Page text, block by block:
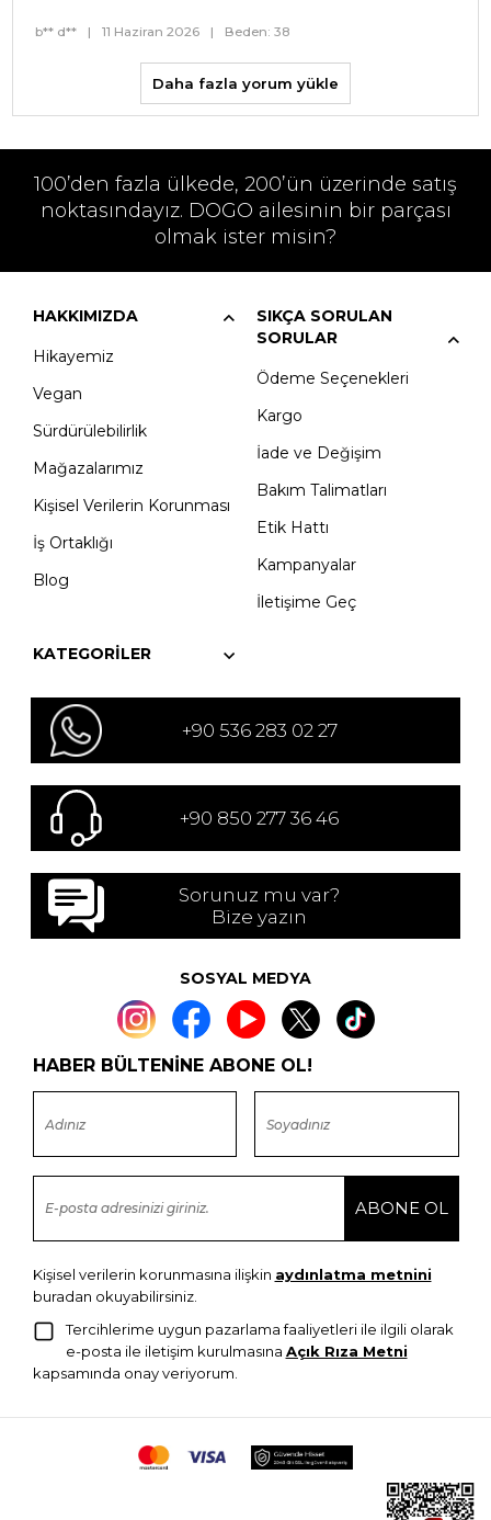
b** d** | 11 Haziran 2026 | Beden: 38
Daha fazla yorum yükle
100’den fazla ülkede, 200’ün üzerinde satış
noktasındayız. DOGO ailesinin bir parçası
olmak ister misin?
HAKKIMIZDA
Hikayemiz
Vegan
Sürdürülebilirlik
Mağazalarımız
Kişisel Verilerin Korunması
İş Ortaklığı
Blog
SIKÇA SORULAN
SORULAR
Ödeme Seçenekleri
Kargo
İade ve Değişim
Bakım Talimatları
Etik Hattı
Kampanyalar
İletişime Geç
KATEGORILER
+90 536 283 02 27
+90 850 277 36 46
Sorunuz mu var?
Bize yazın
SOSYAL MEDYA
HABER BÜLTENİNE ABONE OL!
Kişisel verilerin korunmasına ilişkin aydınlatma metnini
buradan okuyabilirsiniz.
Tercihlerime uygun pazarlama faaliyetleri ile ilgili olarak
e-posta ile iletişim kurulmasına Açık Rıza Metni
kapsamında onay veriyorum.